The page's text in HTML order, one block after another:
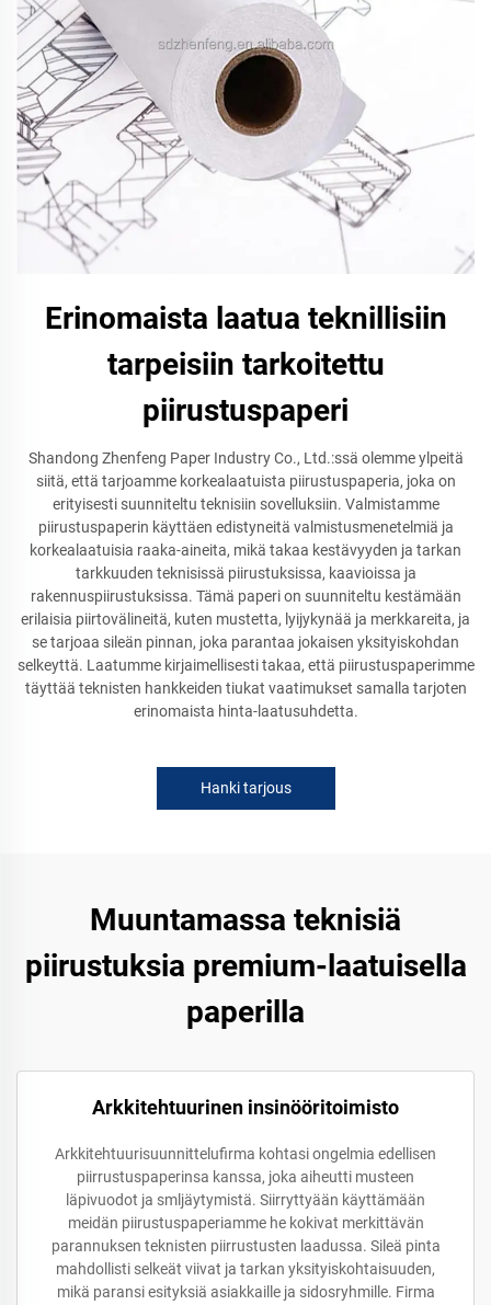
Erinomaista laatua teknillisiin
tarpeisiin tarkoitettu
piirustuspaperi
Shandong Zhenfeng Paper Industry Co., Ltd.:ssä olemme ylpeitä
siitä, että tarjoamme korkealaatuista piirustuspaperia, joka on
erityisesti suunniteltu teknisiin sovelluksiin. Valmistamme
piirustuspaperin käyttäen edistyneitä valmistusmenetelmiä ja
korkealaatuisia raaka-aineita, mikä takaa kestävyyden ja tarkan
tarkkuuden teknisissä piirustuksissa, kaavioissa ja
rakennuspiirustuksissa. Tämä paperi on suunniteltu kestämään
erilaisia piirtovälineitä, kuten mustetta, lyijykynää ja merkkareita, ja
se tarjoaa sileän pinnan, joka parantaa jokaisen yksityiskohdan
selkeyttä. Laatumme kirjaimellisesti takaa, että piirustuspaperimme
täyttää teknisten hankkeiden tiukat vaatimukset samalla tarjoten
erinomaista hinta-laatusuhdetta.
Hanki tarjous
Muuntamassa teknisiä
piirustuksia premium-laatuisella
paperilla
Arkkitehtuurinen insinööritoimisto
Arkkitehtuurisuunnittelufirma kohtasi ongelmia edellisen
piirrustuspaperinsa kanssa, joka aiheutti musteen
läpivuodot ja smljäytymistä. Siirryttyään käyttämään
meidän piirustuspaperiamme he kokivat merkittävän
parannuksen teknisten piirrustusten laadussa. Sileä pinta
mahdollisti selkeät viivat ja tarkan yksityiskohtaisuuden,
mikä paransi esityksiä asiakkaille ja sidosryhmille. Firma